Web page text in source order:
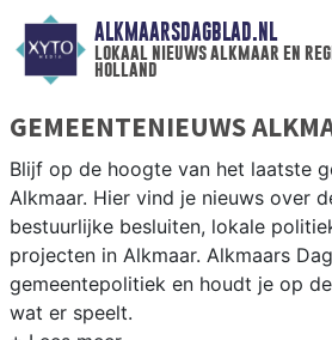
ALKMAARSDAGBLAD.NL
lokaal nieuws alkmaar en
holland
GEMEENTENIEUWS
Blijf op de hoogte van het laatste
Alkmaar. Hier vind je nieuws over
bestuurlijke besluiten, lokale
projecten in Alkmaar. Alkmaars
gemeentepolitiek en houdt je op
wat er speelt.